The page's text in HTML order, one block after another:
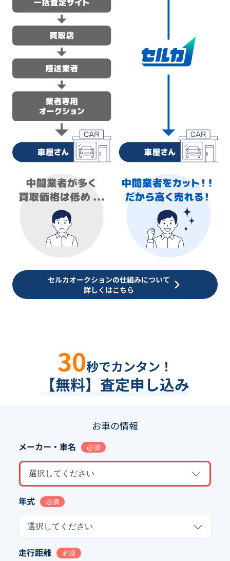
セルカオークションの仕組みについて
詳しくはこちら
30秒でカンタン！
【無料】査定申し込み
お車の情報
メーカー・車名 必須
選択してください
年式 必須
選択してください
走行距離 必須